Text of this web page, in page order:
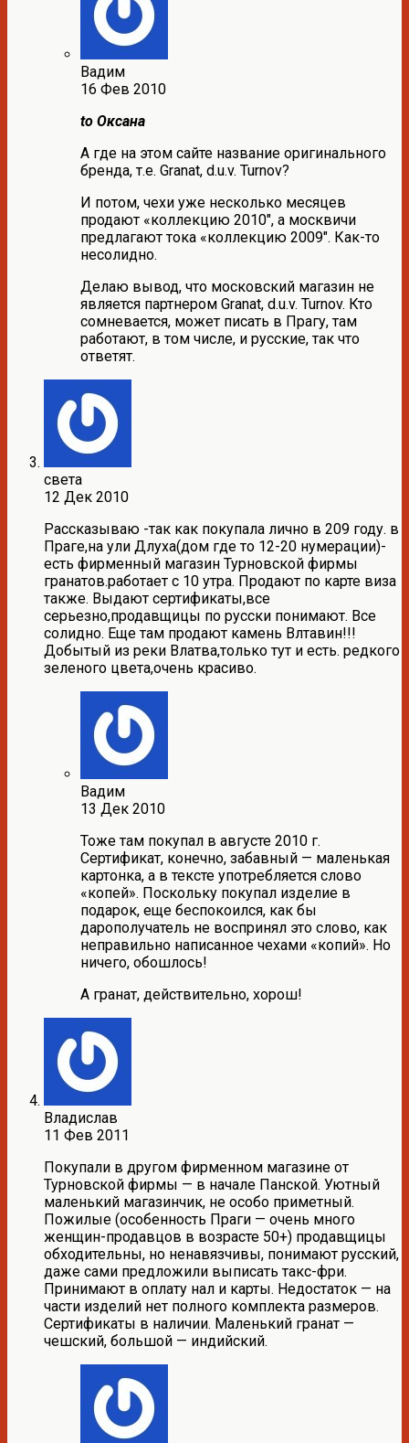
Вадим
16 Фев 2010
to Оксана
А где на этом сайте название оригинального
бренда, т.е. Granat, d.u.v. Turnov?
И потом, чехи уже несколько месяцев
продают «коллекцию 2010″, а москвичи
предлагают тока «коллекцию 2009″. Как-то
несолидно.
Делаю вывод, что московский магазин не
является партнером Granat, d.u.v. Turnov. Кто
сомневается, может писать в Прагу, там
работают, в том числе, и русские, так что
ответят.
света
12 Дек 2010
Рассказываю -так как покупала лично в 209 году. в
Праге,на ули Длуха(дом где то 12-20 нумерации)-
есть фирменный магазин Турновской фирмы
гранатов.работает с 10 утра. Продают по карте виза
также. Выдают сертификаты,все
серьезно,продавщицы по русски понимают. Все
солидно. Еще там продают камень Влтавин!!!
Добытый из реки Влатва,только тут и есть. редкого
зеленого цвета,очень красиво.
Вадим
13 Дек 2010
Тоже там покупал в августе 2010 г.
Сертификат, конечно, забавный — маленькая
картонка, а в тексте употребляется слово
«копей». Поскольку покупал изделие в
подарок, еще беспокоился, как бы
дарополучатель не воспринял это слово, как
неправильно написанное чехами «копий». Но
ничего, обошлось!
А гранат, действительно, хорош!
Владислав
11 Фев 2011
Покупали в другом фирменном магазине от
Турновской фирмы — в начале Панской. Уютный
маленький магазинчик, не особо приметный.
Пожилые (особенность Праги — очень много
женщин-продавцов в возрасте 50+) продавщицы
обходительны, но ненавязчивы, понимают русский,
даже сами предложили выписать такс-фри.
Принимают в оплату нал и карты. Недостаток — на
части изделий нет полного комплекта размеров.
Сертификаты в наличии. Маленький гранат —
чешский, большой — индийский.